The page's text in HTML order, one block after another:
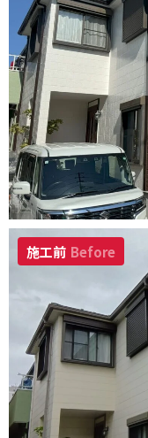
施工前 Before